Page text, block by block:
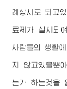
례상사로 되고
료제가 실시되
사람들의 생활
지 않고있을뿐
는가 하는것을